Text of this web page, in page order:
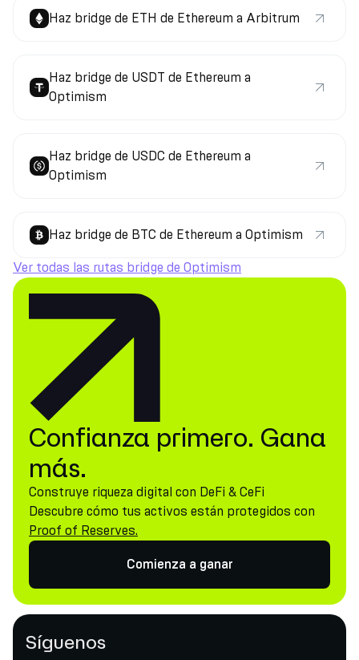
Haz bridge de ETH de Ethereum a Arbitrum
Haz bridge de USDT de Ethereum a
Optimism
Haz bridge de USDC de Ethereum a
Optimism
Haz bridge de BTC de Ethereum a Optimism
Ver todas las rutas bridge de Optimism
Confianza primero. Gana
más.
Construye riqueza digital con DeFi & CeFi
Descubre cómo tus activos están protegidos con
Proof of Reserves.
Comienza a ganar
Síguenos